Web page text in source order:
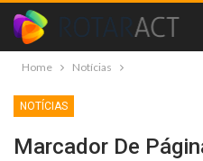
Home Notícias
NOTÍCIAS
Marcador De